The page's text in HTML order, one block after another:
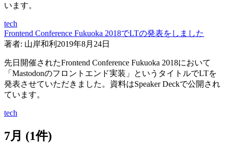
います。
tech
Frontend Conference Fukuoka 2018でLTの発表をしました
著者: 山岸和利 2019年8月24日
先日開催されたFrontend Conference Fukuoka 2018において
「Mastodonのフロントエンド実装」というタイトルでLTを
発表させていただきました。資料はSpeaker Deckで公開され
ています。
tech
7月 (1件)